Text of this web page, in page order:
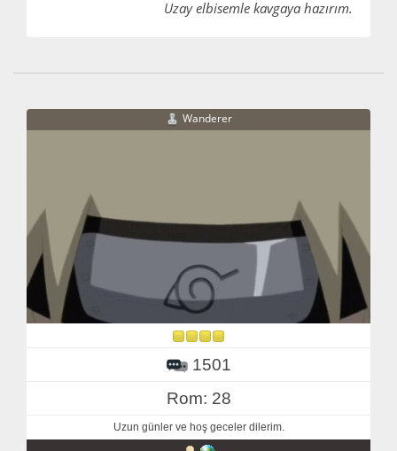
Uzay elbisemle kavgaya hazırım.
Wanderer
1501
Rom: 28
Uzun günler ve hoş geceler dilerim.